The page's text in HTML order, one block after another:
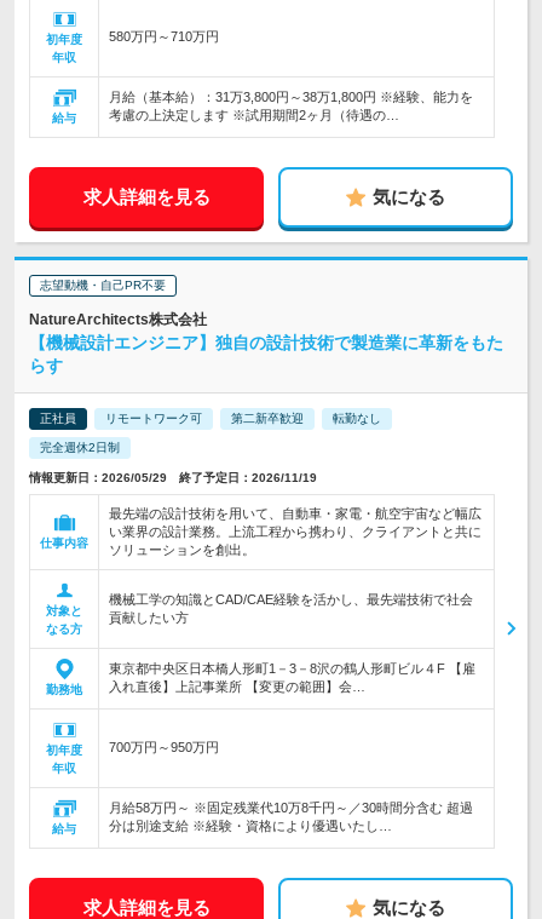
初年度
年収
580万円～710万円
給与
月給（基本給）：31万3,800円～38万1,800円 ※経験、能力を
考慮の上決定します ※試用期間2ヶ月（待遇の…
求人詳細を見る 気になる
志望動機・自己PR不要
NatureArchitects株式会社
【機械設計エンジニア】独自の設計技術で製造業に革新をもた
らす
正社員 リモートワーク可 第二新卒歓迎 転勤なし
完全週休2日制
情報更新日：2026/05/29 終了予定日：2026/11/19
仕事内容
最先端の設計技術を用いて、自動車・家電・航空宇宙など幅広
い業界の設計業務。上流工程から携わり、クライアントと共に
ソリューションを創出。
対象と
なる方
機械工学の知識とCAD/CAE経験を活かし、最先端技術で社会
貢献したい方
勤務地
東京都中央区日本橋人形町1－3－8沢の鶴人形町ビル４F 【雇
入れ直後】上記事業所 【変更の範囲】会…
初年度
年収
700万円～950万円
給与
月給58万円～ ※固定残業代10万8千円～／30時間分含む 超過
分は別途支給 ※経験・資格により優遇いたし…
求人詳細を見る 気になる